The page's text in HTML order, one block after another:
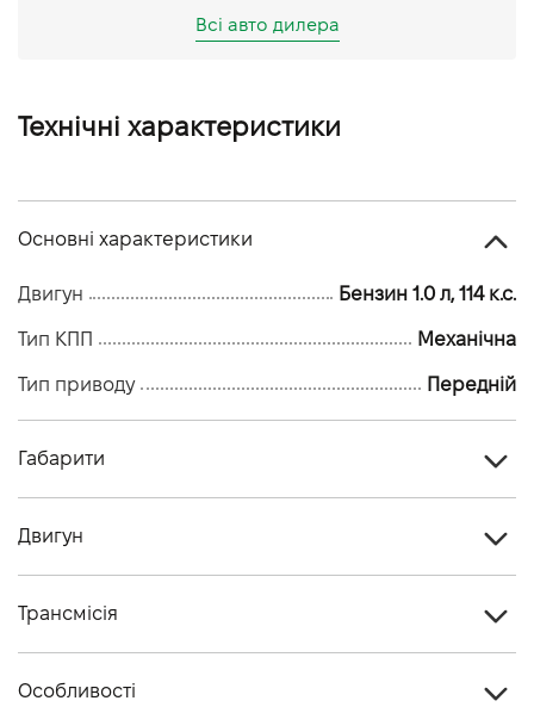
Всі авто дилера
Технічні характеристики
Основні характеристики
Двигун Бензин 1.0 л, 114 к.с.
Тип КПП Механічна
Тип приводу Передній
Габарити
Висота, мм
Довжина, мм 4210
Ширина, мм 1827
Двигун
Двигун
Трансмісія
Особливості